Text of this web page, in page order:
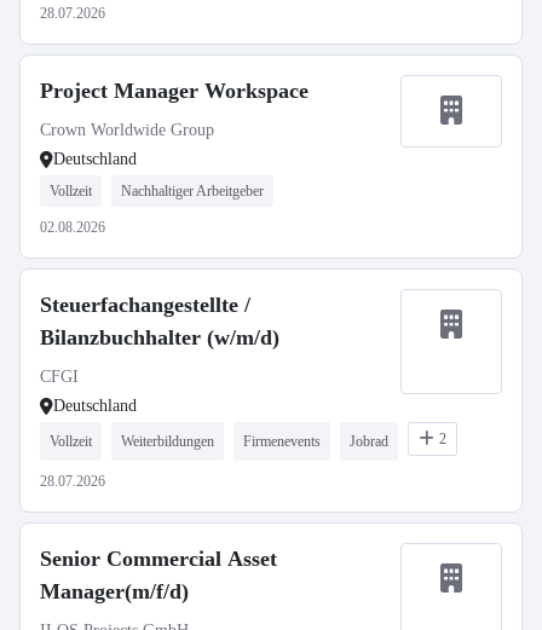
28.07.2026
Project Manager Workspace
Crown Worldwide Group
Deutschland
Vollzeit Nachhaltiger Arbeitgeber
02.08.2026
Steuerfachangestellte /
Bilanzbuchhalter (w/m/d)
CFGI
Deutschland
Vollzeit Weiterbildungen Firmenevents Jobrad 2
28.07.2026
Senior Commercial Asset
Manager(m/f/d)